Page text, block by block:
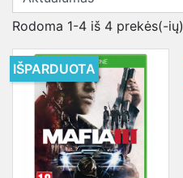
Rodoma 1-4 iš 4 prekės(-ių)
IŠPARDUOTA